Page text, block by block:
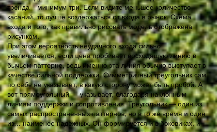
тренда – минимум три. Если видите меньшее количество
касаний, то лучше воздержаться от входа в рынок. Схема
входа и того, как правильно рисовать модель отображена
рисунком.
При этом вероятность неудачного входа сильно
увеличивается, если цена пробивает восходящую линию в
бычьем паттерне, ведь именно эта линия обычно выступает в
качестве сильной поддержки. Симметричный треугольник сам
по себе не указывает, в какую сторону может быть пробой. А
вот прямоугольный — указывает, благодаря наклонным
линиям поддержки и сопротивления. Треугольник — один из
самых распространенных паттернов, но в то же время и один
из… наименее надежных. Он формируется и в боковиках, и